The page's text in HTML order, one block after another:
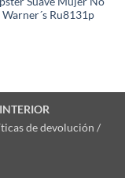
Ru8131p
de devolución /